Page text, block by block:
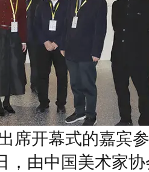
席开幕式的嘉宾
，由中国美术家